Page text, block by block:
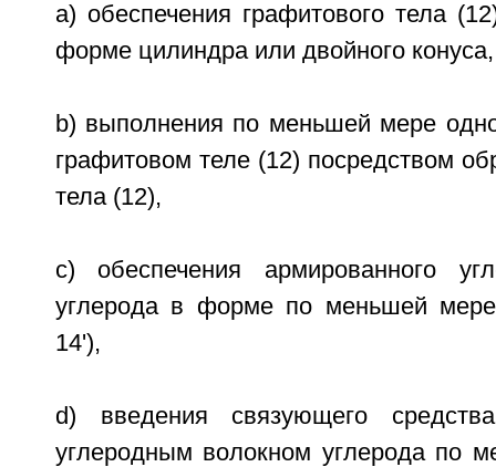
a) обеспечения графитового тела
форме цилиндра или двойного конуса,
b) выполнения по меньшей мере
графитовом теле (12) посредством
тела (12),
c) обеспечения армированного
углерода в форме по меньшей
14'),
d) введения связующего
углеродным волокном углерода по